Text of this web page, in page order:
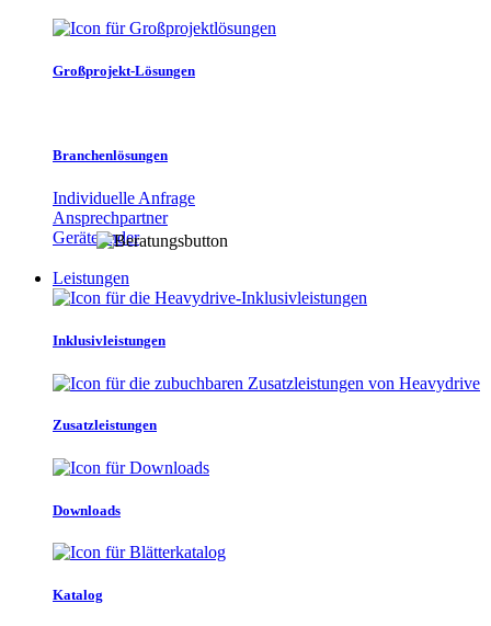
Großprojekt-Lösungen
Branchenlösungen
Individuelle Anfrage
Ansprechpartner
Gerätefinder
Leistungen
Inklusivleistungen
Zusatzleistungen
Downloads
Katalog